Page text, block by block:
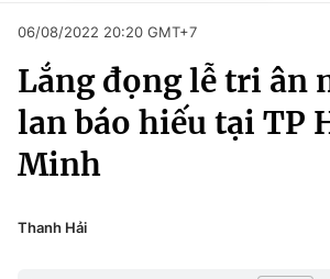
Chuyên mục
Chính trị
Xã hội
Pháp luật
Kinh tế
Thể thao
Truyền hình
06/08/2022 20:20 GMT+7
Lắng đọng lễ tri ân
lan báo hiếu tại TP
Minh
Thanh Hải